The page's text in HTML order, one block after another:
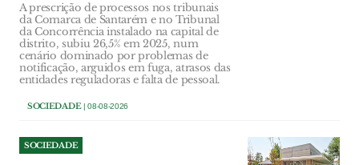
A prescrição de processos nos tribunais
da Comarca de Santarém e no Tribunal
da Concorrência instalado na capital de
distrito, subiu 26,5% em 2025, num
cenário dominado por problemas de
notificação, arguidos em fuga, atrasos das
entidades reguladoras e falta de pessoal.
SOCIEDADE| 08-08-2026
SOCIEDADE